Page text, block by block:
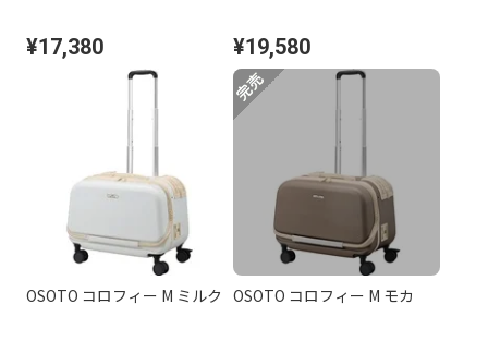
¥17,380 ¥19,580
OSOTO コロフィー M ミルク OSOTO コロフィー M モカ